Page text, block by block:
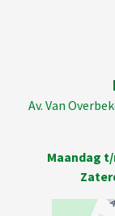
Av. Van
Maandag